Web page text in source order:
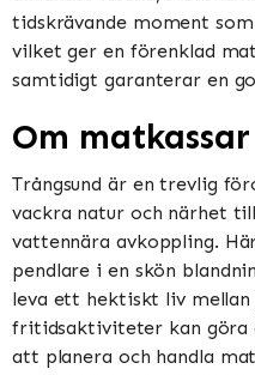
tidskrävande moment
vilket ger en förenklad
samtidigt garanterar en
Om
Trångsund är en trevlig
vackra natur och närhet
vattennära avkoppling.
pendlare i en skön
leva ett hektiskt liv mellan
fritidsaktiviteter kan göra
att planera och handla